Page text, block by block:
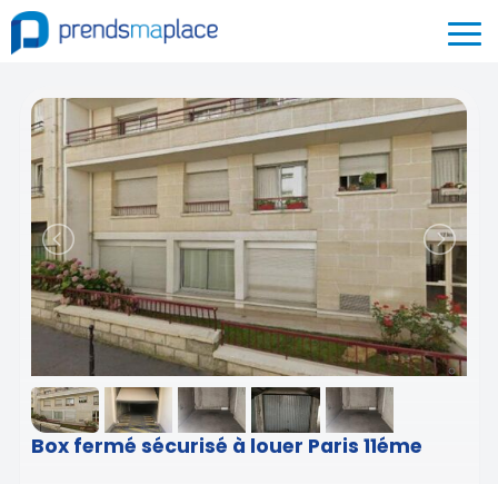
Box fermé sécurisé à louer Paris 11éme